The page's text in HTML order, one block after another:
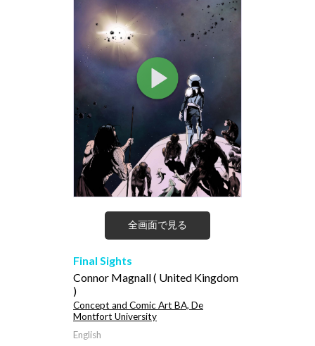
全画面で見る
Final Sights
Connor Magnall ( United Kingdom
)
Concept and Comic Art BA, De
Montfort University
English